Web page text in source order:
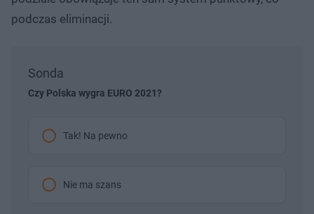
podczas eliminacji.
Sonda
Czy Polska wygra EURO 2021?
Tak! Na pewno
Nie ma szans